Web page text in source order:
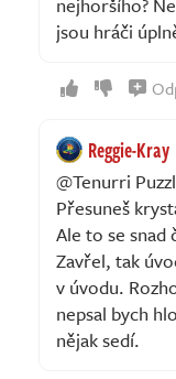
jsou hráči
Reggie-Kray
@Tenurri
Přesuneš
Ale to se snad
Zavřel, tak
v úvodu.
nepsal bych
nějak sedí.